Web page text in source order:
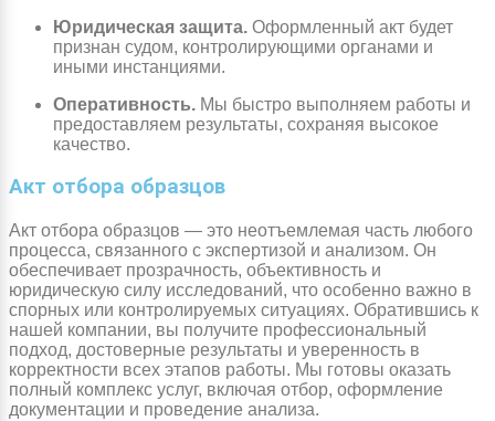
Юридическая защита. Оформленный акт будет
признан судом, контролирующими органами и
иными инстанциями.
Оперативность. Мы быстро выполняем работы и
предоставляем результаты, сохраняя высокое
качество.
Акт отбора образцов
Акт отбора образцов — это неотъемлемая часть любого
процесса, связанного с экспертизой и анализом. Он
обеспечивает прозрачность, объективность и
юридическую силу исследований, что особенно важно в
спорных или контролируемых ситуациях. Обратившись к
нашей компании, вы получите профессиональный
подход, достоверные результаты и уверенность в
корректности всех этапов работы. Мы готовы оказать
полный комплекс услуг, включая отбор, оформление
документации и проведение анализа.